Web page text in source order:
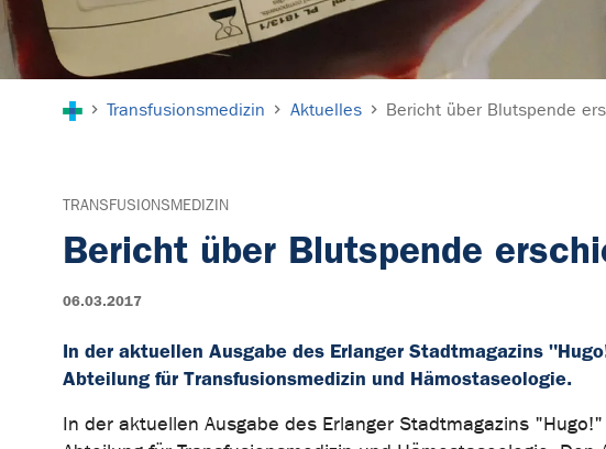
Transfusionsmedizin Aktuelles Bericht über Blutspende
TRANSFUSIONSMEDIZIN
Bericht über Blutspende
06.03.2017
In der aktuellen Ausgabe des Erlanger Stadtmagazins
Abteilung für Transfusionsmedizin und Hämostaseologie.
In der aktuellen Ausgabe des Erlanger Stadtmagazins